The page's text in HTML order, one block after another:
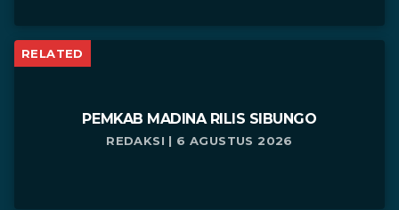
RELATED
PEMKAB MADINA RILIS SIBUNGO
REDAKSI | 6 AGUSTUS 2026